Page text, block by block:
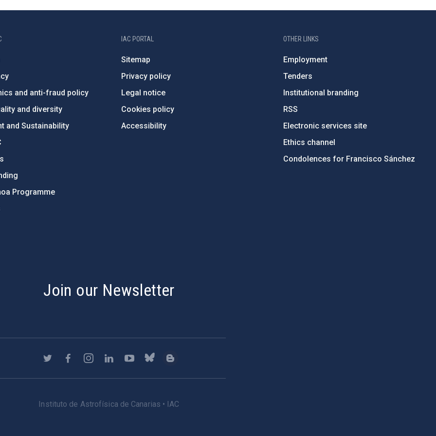
and anti-fraud policy
and diversity
and Sustainability
Programme
IAC PORTAL
Sitemap
Privacy policy
Legal notice
Cookies policy
Accessibility
OTHER LINKS
Employment
Tenders
Institutional branding
RSS
Electronic services site
Ethics channel
Condolences for Francisco Sánchez
Join our Newsletter
Instituto de Astrofísica de Canarias • IAC